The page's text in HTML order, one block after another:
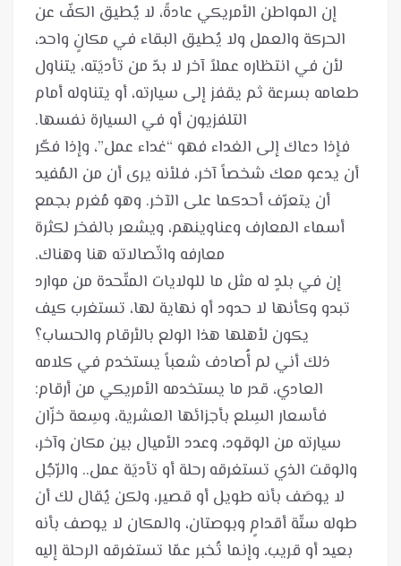
إن المواطن الأمريكي عادةً، لا يُطيق الكفّ عن
الحركة والعمل ولا يُطيق البقاء في مكانٍ واحد،
لأن في انتظاره عملاً آخر لا بدّ من تأديَته، يتناول
طعامه بسرعة ثم يقفز إلى سيارته، أو يتناوله أمام
فإذا دعاك إلى الغداء فهو “غداء عمل”، وإذا فكّر
أن يدعو معك شخصاً آخر، فلأنه يرى أن من المُفيد
أن يتعرّف أحدكما على الآخر. وهو مُغرم بجمع
أسماء المعارف وعناوينهم، ويشعر بالفخر لكثرة
إن في بلدٍ له مثل ما للولايات المتّحدة من موارد
تبدو وكأنها لا حدود أو نهاية لها، تستغرب كيف
ذلك أني لم أُصادف شعباً يستخدم في كلامه
العادي، قدر ما يستخدمه الأمريكي من أرقام:
فأسعار السِلع بأجزائها العشرية، وسِعة خزّان
سيارته من الوقود، وعدد الأميال بين مكان وآخر،
والوقت الذي تستغرقه رحلة أو تأديَة عمل.. والرّجُل
لا يوصَف بأنه طويل أو قصير، ولكن يُقال لك أن
طوله ستّة أقدامٍ وبوصتان، والمكان لا يوصف بأنه
بعيد أو قريب، وإنما تُخبر عمّا تستغرقه الرحلة إليه